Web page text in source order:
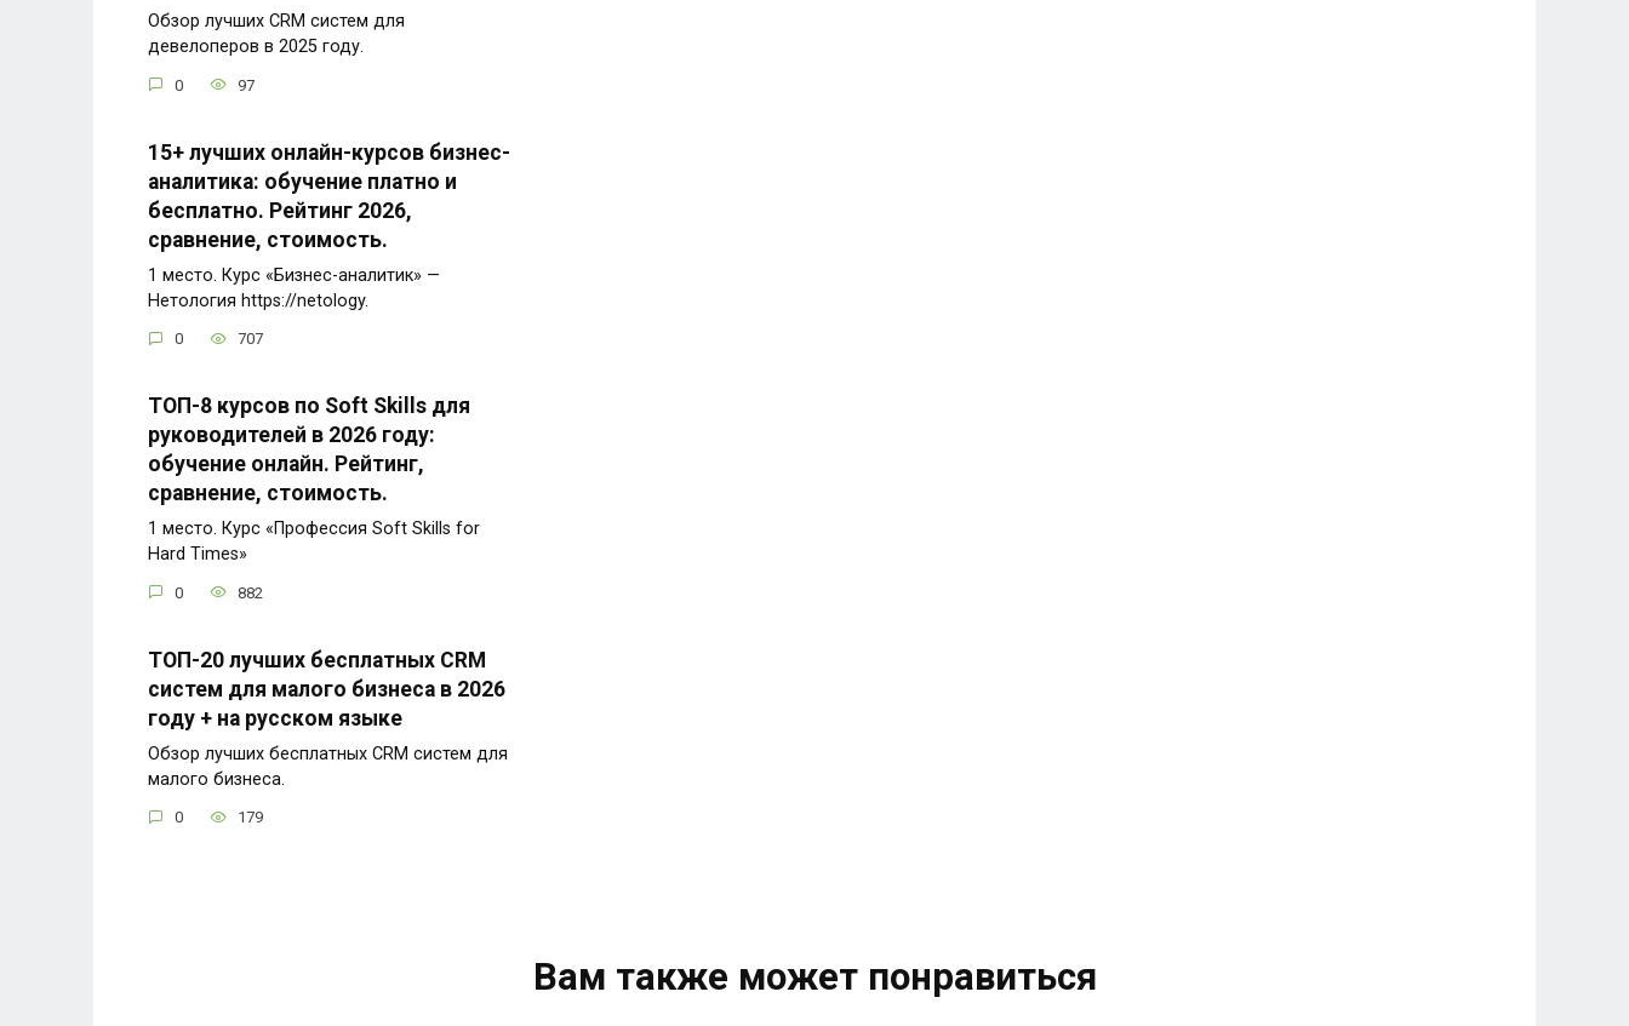
Обзор лучших CRM систем для
девелоперов в 2025 году.
0 97
15+ лучших онлайн-курсов бизнес-
аналитика: обучение платно и
бесплатно. Рейтинг 2026,
сравнение, стоимость.
1 место. Курс «Бизнес-аналитик» —
Нетология https://netology.
0 707
ТОП-8 курсов по Soft Skills для
руководителей в 2026 году:
обучение онлайн. Рейтинг,
сравнение, стоимость.
1 место. Курс «Профессия Soft Skills for
Hard Times»
0 882
ТОП-20 лучших бесплатных CRM
систем для малого бизнеса в 2026
году + на русском языке
Обзор лучших бесплатных CRM систем для
малого бизнеса.
0 179
Вам также может понравиться